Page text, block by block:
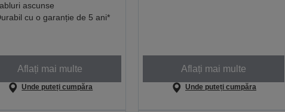
ascunse
cu o garanție de 5 ani*
Aflați mai multe
Unde puteți cumpăra
Aflați mai multe
Unde puteți cumpăra